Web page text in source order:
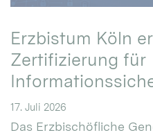
Erzbistum Köln
Zertifizierung für
17. Juli 2026
Das Erzbischöfliche